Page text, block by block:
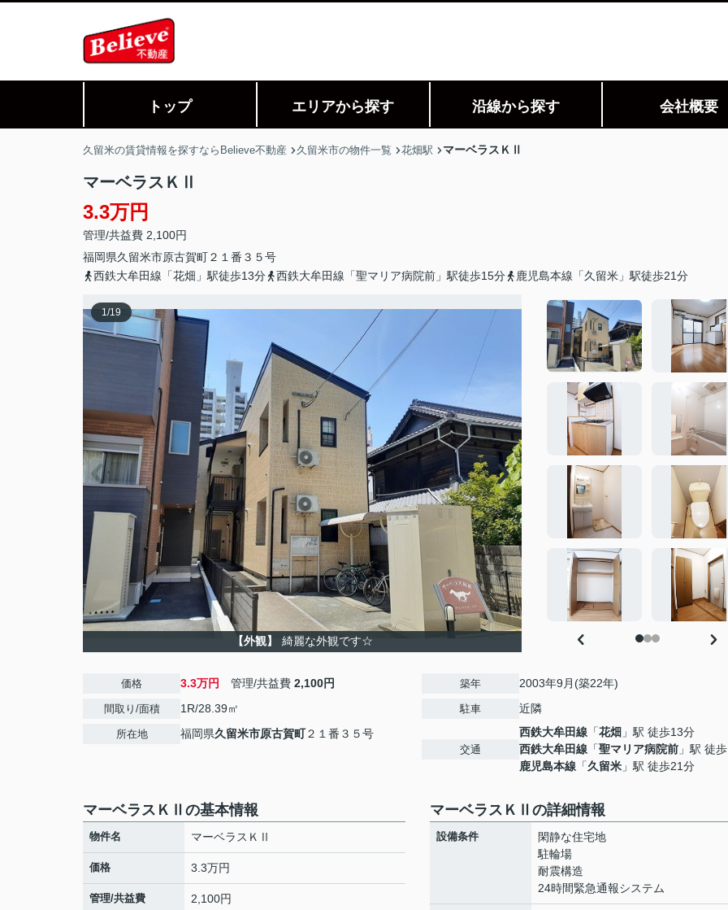
トップ エリアから探す 沿線から探す 会社概要
久留米の賃貸情報を探すならBelieve不動産 久留米市の物件一覧 花畑駅 マーベラスＫⅡ
マーベラスＫⅡ
3.3万円
管理/共益費 2,100円
福岡県久留米市原古賀町２１番３５号
西鉄大牟田線「花畑」駅徒歩13分
西鉄大牟田線「聖マリア病院前」駅徒歩15分 鹿児島本線「久留米」駅徒歩21分
1/19
【外観】 綺麗な外観です☆
価格 3.3万円 管理/共益費 2,100円
間取り/面積 1R/28.39㎡
所在地 福岡県久留米市原古賀町２１番３５号
築年 2003年9月(築22年)
駐車 近隣
交通
西鉄大牟田線 「花畑 」駅 徒歩13分
西鉄大牟田線 「聖マリア病院前 」駅 徒
鹿児島本線 「久留米 」駅 徒歩21分
マーベラスＫⅡの基本情報
物件名 マーベラスＫⅡ
価格 3.3万円
管理/共益費 2,100円
マーベラスＫⅡの詳細情報
設備条件
閑静な住宅地
駐輪場
耐震構造
24時間緊急通報システム